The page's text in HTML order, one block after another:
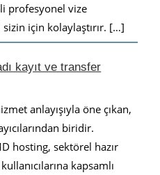
profesyonel vize
sizin için kolaylaştırır. […]
kayıt ve transfer
anlayışıyla öne çıkan,
biridir.
hosting, sektörel hazır
kapsamlı